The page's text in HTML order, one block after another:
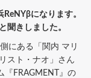
になります。
聞きしました。
にある「関内 マリ
スト・ナオ」さん
『FRAGMENT』の